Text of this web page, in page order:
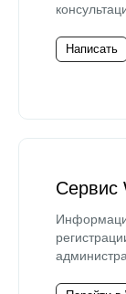
Написать
Сервис